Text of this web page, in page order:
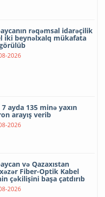
rəqəmsal idarəçilik
iki beynəlxalq mükafata
2026
7 ayda 135 minə yaxın
arayış verib
2026
və Qazaxıstan
Fiber-Optik Kabel
çəkilişini başa çatdırıb
2026